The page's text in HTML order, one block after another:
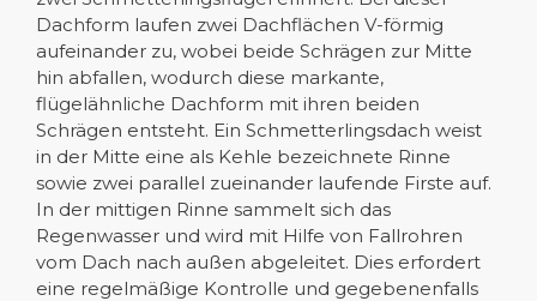
Dachform laufen zwei Dachflächen V-förmig
aufeinander zu, wobei beide Schrägen zur Mitte
hin abfallen, wodurch diese markante,
flügelähnliche Dachform mit ihren beiden
Schrägen entsteht. Ein Schmetterlingsdach weist
in der Mitte eine als Kehle bezeichnete Rinne
sowie zwei parallel zueinander laufende Firste auf.
In der mittigen Rinne sammelt sich das
Regenwasser und wird mit Hilfe von Fallrohren
vom Dach nach außen abgeleitet. Dies erfordert
eine regelmäßige Kontrolle und gegebenenfalls